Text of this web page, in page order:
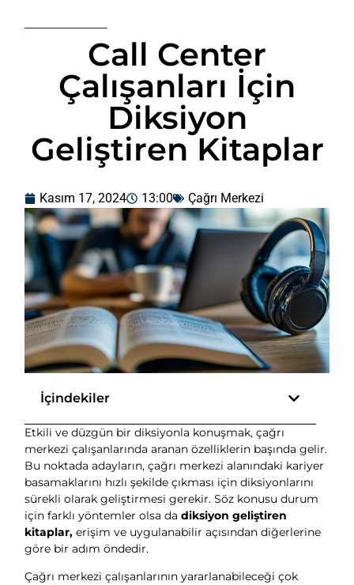
Call Center
Çalışanları İçin
Diksiyon
Geliştiren Kitaplar
Kasım 17, 2024 13:00 Çağrı Merkezi
İçindekiler
Etkili ve düzgün bir diksiyonla konuşmak, çağrı
merkezi çalışanlarında aranan özelliklerin başında gelir.
Bu noktada adayların, çağrı merkezi alanındaki kariyer
basamaklarını hızlı şekilde çıkması için diksiyonlarını
sürekli olarak geliştirmesi gerekir. Söz konusu durum
için farklı yöntemler olsa dadiksiyon geliştiren
kitaplar,erişim ve uygulanabilir açısından diğerlerine
göre bir adım öndedir.
Çağrı merkezi çalışanlarının yararlanabileceği çok